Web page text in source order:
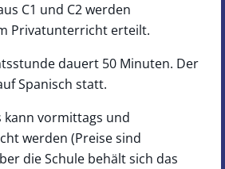
C1 und C2 werden
Privatunterricht erteilt.
dauert 50 Minuten. Der
Spanisch statt.
vormittags und
werden (Preise sind
die Schule behält sich das